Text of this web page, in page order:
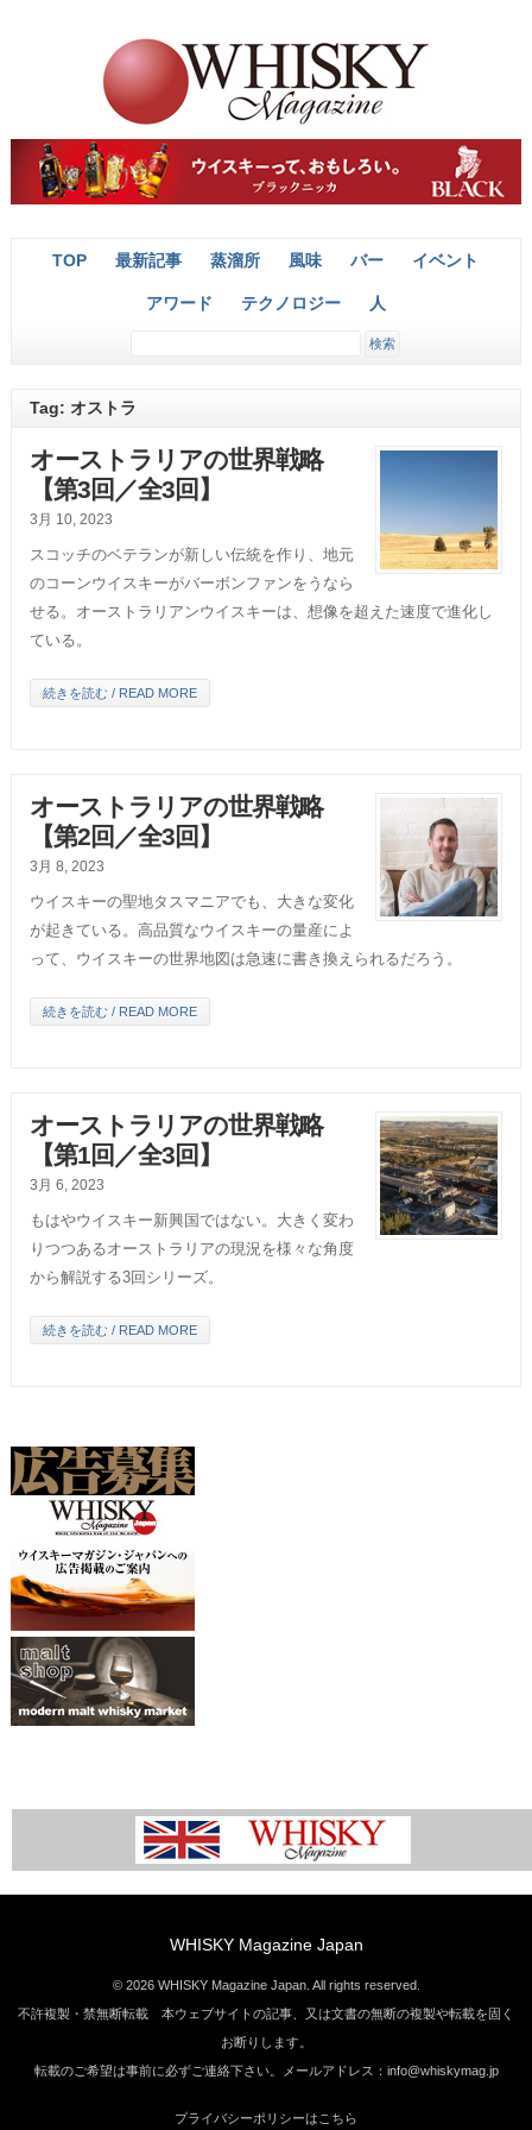
TOP 最新記事 蒸溜所 風味 バー イベント
アワード テクノロジー 人
Tag: オストラ
オーストラリアの世界戦略
【第3回／全3回】
3月 10, 2023
スコッチのベテランが新しい伝統を作り、地元
のコーンウイスキーがバーボンファンをうなら
せる。オーストラリアンウイスキーは、想像を超えた速度で進化し
ている。
続きを読む / READ MORE
オーストラリアの世界戦略
【第2回／全3回】
3月 8, 2023
ウイスキーの聖地タスマニアでも、大きな変化
が起きている。高品質なウイスキーの量産によ
って、ウイスキーの世界地図は急速に書き換えられるだろう。
続きを読む / READ MORE
オーストラリアの世界戦略
【第1回／全3回】
3月 6, 2023
もはやウイスキー新興国ではない。大きく変わ
りつつあるオーストラリアの現況を様々な角度
から解説する3回シリーズ。
続きを読む / READ MORE
WHISKY Magazine Japan
© 2026 WHISKY Magazine Japan. All rights reserved.
不許複製・禁無断転載 本ウェブサイトの記事、又は文書の無断の複製や転載を固く
お断りします。
転載のご希望は事前に必ずご連絡下さい。メールアドレス：info@whiskymag.jp
プライバシーポリシーはこちら